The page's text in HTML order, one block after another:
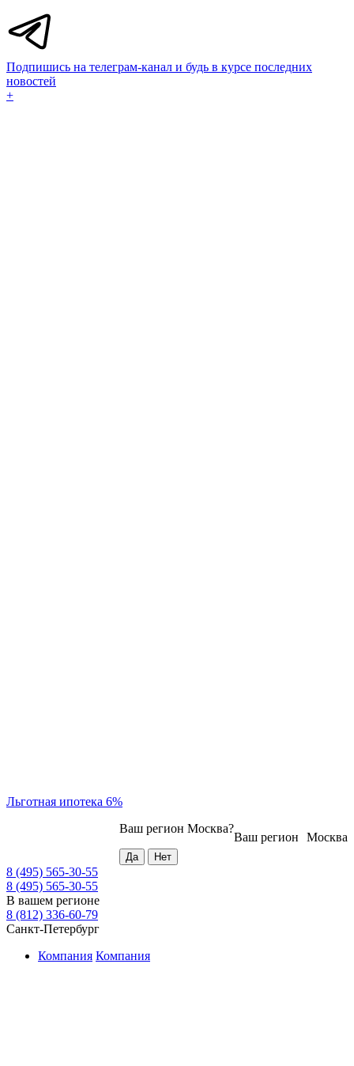
Подпишись на телеграм-канал и будь в курсе последних
новостей
+
Льготная ипотека 6%
Москва
Ваш регион
Ваш регион Москва?
8 (495) 565-30-55
8 (495) 565-30-55
В вашем регионе
8 (812) 336-60-79
Санкт-Петербург
Компания Компания